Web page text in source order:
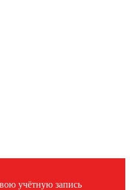
учётную запись